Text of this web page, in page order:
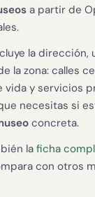
a partir de
la dirección,
la zona: calles
vida y servicios
necesitas si
concreta.
la ficha
con otros